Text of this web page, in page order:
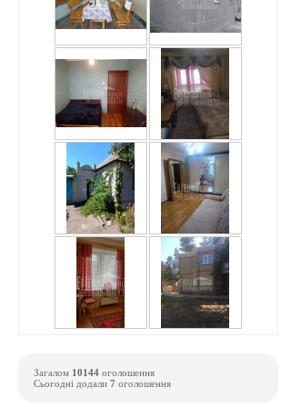
Загалом 10144 оголошення
Сьогодні додали 7 оголошення